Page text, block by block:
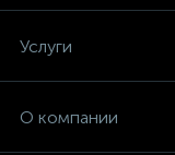
Услуги
О компании